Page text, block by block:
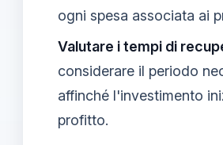
ogni spesa associata ai
Valutare i tempi di
considerare il periodo
affinché l'investimento
profitto.